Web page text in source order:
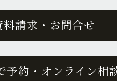
料請求・お問合せ
予約・オンライン相